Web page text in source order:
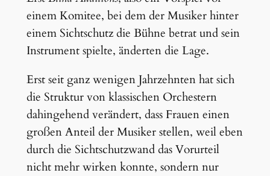
einem Komitee, bei dem der Musiker hinter
einem Sichtschutz die Bühne betrat und sein
Instrument spielte, änderten die Lage.
Erst seit ganz wenigen Jahrzehnten hat sich
die Struktur von klassischen Orchestern
dahingehend verändert, dass Frauen einen
großen Anteil der Musiker stellen, weil eben
durch die Sichtschutzwand das Vorurteil
nicht mehr wirken konnte, sondern nur